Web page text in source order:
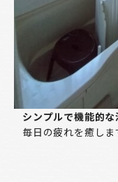
シンプルで機能的な
毎日の疲れを癒しま